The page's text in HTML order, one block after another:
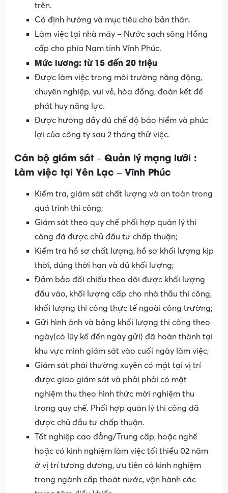
trên.
Có định hướng và mục tiêu cho bản thân.
Làm việc tại nhà máy – Nước sạch sông Hồng
cấp cho phía Nam tỉnh Vĩnh Phúc.
Mức lương: từ 15 đến 20 triệu
Được làm việc trong môi trường năng động,
chuyên nghiệp, vui vẻ, hòa đồng, đoàn kết để
phát huy năng lực.
Được hưởng đầy đủ chế độ bảo hiểm và phúc
lợi của công ty sau 2 tháng thử việc.
Cán bộ giám sát – Quản lý mạng lưới :
Làm việc tại Yên Lạc – Vĩnh Phúc
Kiểm tra, giám sát chất lượng và an toàn trong
quá trình thi công;
Giám sát theo quy chế phối hợp quản lý thi
công đã được chủ đầu tư chấp thuận;
Kiểm tra hồ sơ chất lượng, hồ sơ khối lượng kịp
thời, đúng thời hạn và đủ khối lượng;
Đảm bảo đối chiếu theo dõi được khối lượng
đầu vào, khối lượng cấp cho nhà thầu thi công,
khối lượng thi công thực tế ngoài công trường;
Gửi hình ảnh và bảng khối lượng thi công theo
ngày(có lũy kế đến ngày gửi) đã hoàn thành tại
khu vực mình giám sát vào cuối ngày làm việc;
Giám sát phải thường xuyên có mặt tại vị trí
được giao giám sát và phải phải có mặt
nghiệm thu theo hình thức mời nghiệm thu
trong quy chế. Phối hợp quản lý thi công đã
được chủ đầu tư chấp thuận.
Tốt nghiệp cao đẳng/Trung cấp, hoặc nghề
hoặc có kinh nghiệm làm việc tối thiểu 02 năm
ở vị trí tương đương, ưu tiên có kinh nghiệm
trong ngành cấp thoát nước, vận hành các